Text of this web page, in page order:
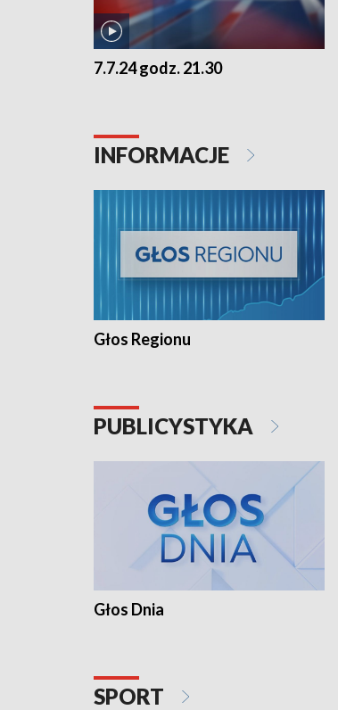
7.7.24 godz. 21.30
INFORMACJE
Głos Regionu
PUBLICYSTYKA
Głos Dnia
SPORT